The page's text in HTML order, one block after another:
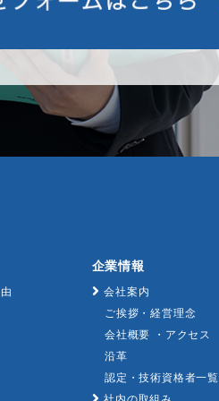
企業情報
会社案内
ご挨拶・経営理念
会社概要 ・アクセス
沿革
認定・技術資格者一覧